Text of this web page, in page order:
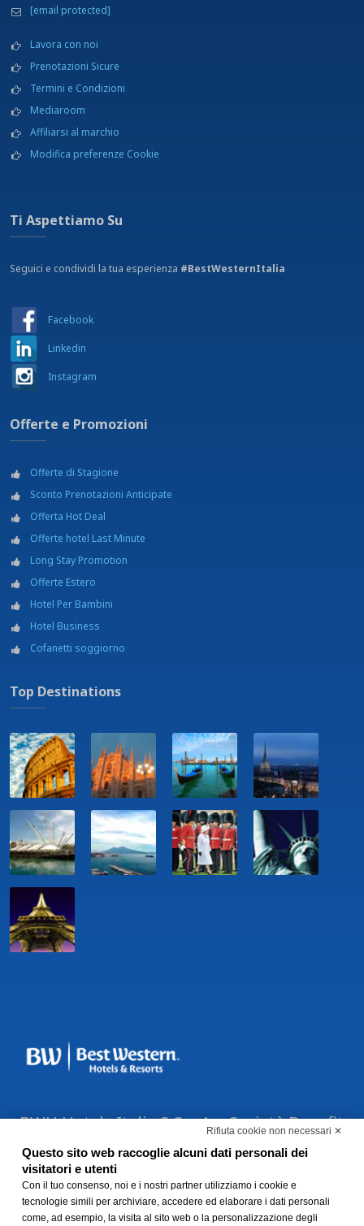
[email protected]
Lavora con noi
Prenotazioni Sicure
Termini e Condizioni
Mediaroom
Affiliarsi al marchio
Modifica preferenze Cookie
Ti Aspettiamo Su
Seguici e condividi la tua esperienza #BestWesternItalia
Facebook
Linkedin
Instagram
Offerte e Promozioni
Offerte di Stagione
Sconto Prenotazioni Anticipate
Offerta Hot Deal
Offerte hotel Last Minute
Long Stay Promotion
Offerte Estero
Hotel Per Bambini
Hotel Business
Cofanetti soggiorno
Top Destinations
BWH Hotels Italia S.C.p.A. - Società Benefit
- via Livraghi, 1/b - 20126 Milano - P.IVA
06865290156 -
-Privacy Policy-Modello 231 e
Whistleblowing
Rifiuta cookie non necessari ✕
Questo sito web raccoglie alcuni dati personali dei
visitatori e utenti
Con il tuo consenso, noi e i nostri partner utilizziamo i cookie e
tecnologie simili per archiviare, accedere ed elaborare i dati personali
come, ad esempio, la visita al sito web o la personalizzazione degli